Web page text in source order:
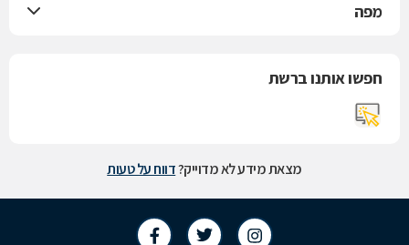
מפה
חפשו אותנו ברשת
מצאת מידע לא מדוייק?דווח על טעות